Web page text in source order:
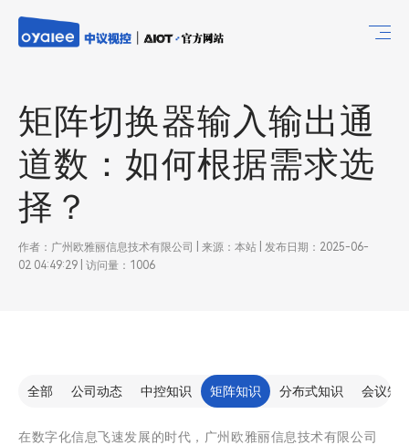
矩阵切换器输入输出通
道数：如何根据需求选
择？
作者：广州欧雅丽信息技术有限公司 | 来源：本站 | 发布日期：2025-06-
02 04:49:29 | 访问量：1006
全部 公司动态 中控知识 矩阵知识 分布式知识 会议知
在数字化信息飞速发展的时代，广州欧雅丽信息技术有限公司